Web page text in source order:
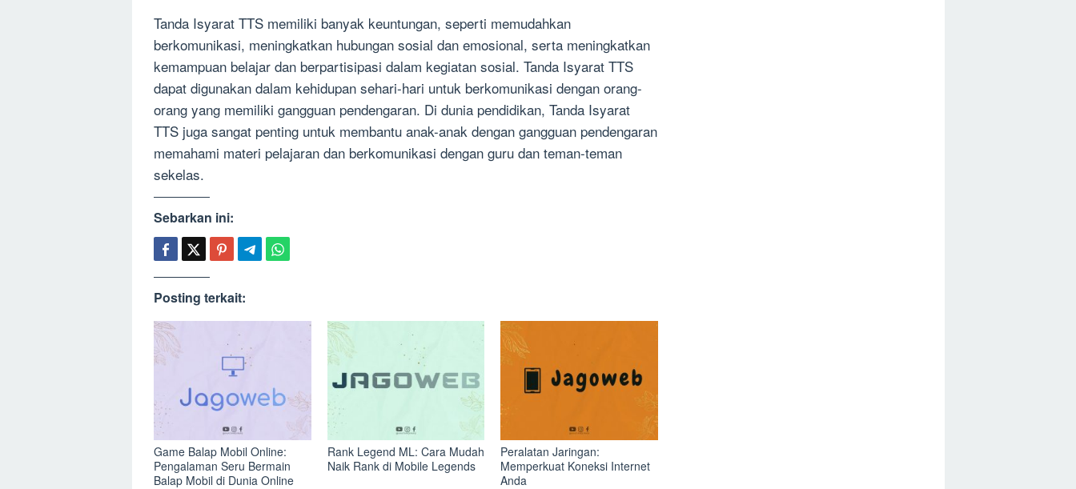
Tanda Isyarat TTS memiliki banyak keuntungan, seperti memudahkan
berkomunikasi, meningkatkan hubungan sosial dan emosional, serta meningkatkan
kemampuan belajar dan berpartisipasi dalam kegiatan sosial. Tanda Isyarat TTS
dapat digunakan dalam kehidupan sehari-hari untuk berkomunikasi dengan orang-
orang yang memiliki gangguan pendengaran. Di dunia pendidikan, Tanda Isyarat
TTS juga sangat penting untuk membantu anak-anak dengan gangguan pendengaran
memahami materi pelajaran dan berkomunikasi dengan guru dan teman-teman
sekelas.
Sebarkan ini:
Posting terkait:
Game Balap Mobil Online:
Pengalaman Seru Bermain
Balap Mobil di Dunia Online
Rank Legend ML: Cara Mudah
Naik Rank di Mobile Legends
Peralatan Jaringan:
Memperkuat Koneksi Internet
Anda